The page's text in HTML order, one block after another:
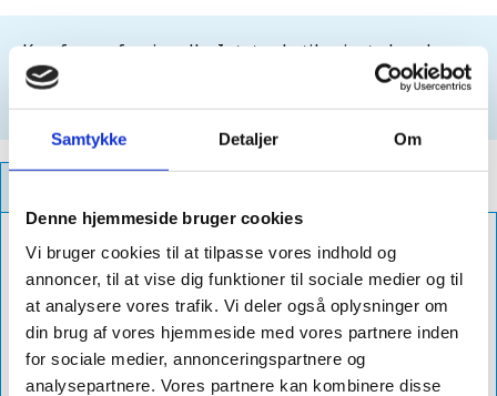
Samtykke Detaljer Om
Denne hjemmeside bruger cookies
Vi bruger cookies til at tilpasse vores indhold og
annoncer, til at vise dig funktioner til sociale medier og til
at analysere vores trafik. Vi deler også oplysninger om
din brug af vores hjemmeside med vores partnere inden
for sociale medier, annonceringspartnere og
analysepartnere. Vores partnere kan kombinere disse
Kun for professionelle. Intet salg til private kunder.
For at købe dette produkt, skal du være
logget ind
Opret login
Farve
blank
Grader
10-32°
Diameter
ø160
Db Nummer
1960863